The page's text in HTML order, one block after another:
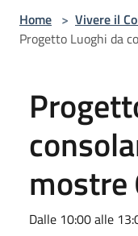
Home > Vivere il
Progetto Luoghi da
Dalle 10:00 alle